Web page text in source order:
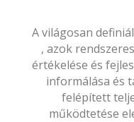
A világosan
, azok
értékelése és
informálása és
felépített
működtetése